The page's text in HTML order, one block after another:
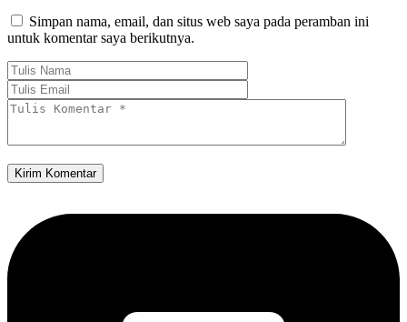
Simpan nama, email, dan situs web saya pada peramban ini
untuk komentar saya berikutnya.